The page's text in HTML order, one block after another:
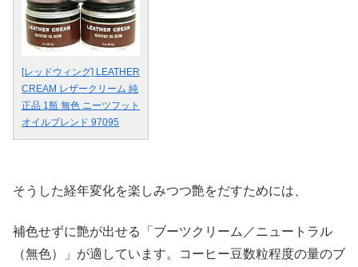
[レッドウィング] LEATHER
CREAM レザークリーム 純
正品 1瓶 無色 ニーツフット
オイルブレンド 97095
そうした経年変化を楽しみつつ艶をだすためには、
補色せずに艶が出せる「ブーツクリーム／ニュートラル
（無色）」が適しています。コーヒー豆数粒程度の量のブ